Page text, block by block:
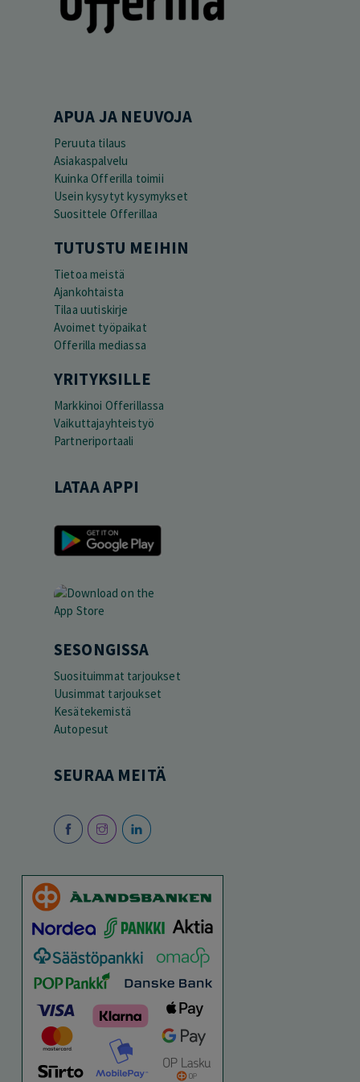
APUA JA NEUVOJA
Peruuta tilaus
Asiakaspalvelu
Kuinka Offerilla toimii
Usein kysytyt kysymykset
Suosittele Offerillaa
TUTUSTU MEIHIN
Tietoa meistä
Ajankohtaista
Tilaa uutiskirje
Avoimet työpaikat
Offerilla mediassa
YRITYKSILLE
Markkinoi Offerillassa
Vaikuttajayhteistyö
Partneriportaali
LATAA APPI
SESONGISSA
Suosituimmat tarjoukset
Uusimmat tarjoukset
Kesätekemistä
Autopesut
SEURAA MEITÄ